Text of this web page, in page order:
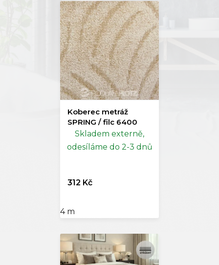
Koberec metráž
SPRING / filc 6400
Skladem externě,
odesíláme do 2-3 dnů
312 Kč
4 m